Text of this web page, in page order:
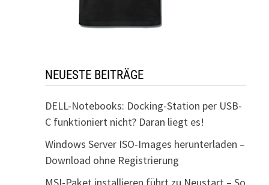
NEUESTE BEITRÄGE
DELL-Notebooks: Docking-Station per USB-
C funktioniert nicht? Daran liegt es!
Windows Server ISO-Images herunterladen –
Download ohne Registrierung